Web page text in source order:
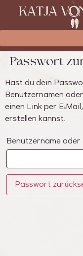
Passwort
Hast du dein
Benutzernamen
einen Link per E-
erstellen kannst.
Benutzername oder
Passwort